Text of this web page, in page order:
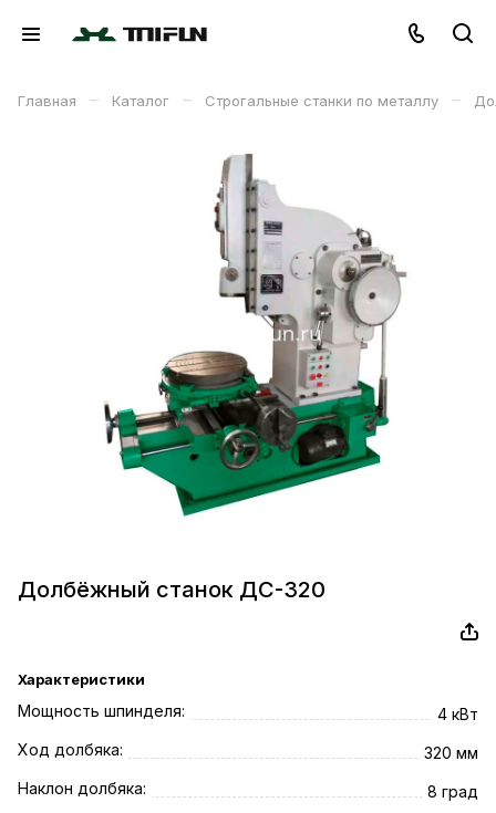
Главная – Каталог – Строгальные станки по металлу –
Долбёжный станок ДС-320
Характеристики
Мощность шпинделя:
4 кВт
Ход долбяка:
320 мм
Наклон долбяка:
8 град